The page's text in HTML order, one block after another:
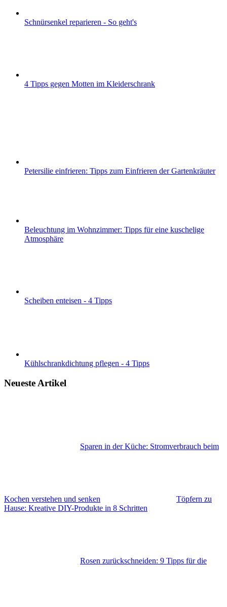
Schnürsenkel reparieren - So geht's
4 Tipps gegen Motten im Kleiderschrank
Petersilie einfrieren: Tipps zum Einfrieren der Gartenkräuter
Beleuchtung im Wohnzimmer: Tipps für eine kuschelige
Atmosphäre
Scheiben enteisen - 4 Tipps
Kühlschrankdichtung pflegen - 4 Tipps
Neueste Artikel
Sparen in der Küche: Stromverbrauch beim
Kochen verstehen und senken
Töpfern zu
Hause: Kreative DIY-Produkte in 8 Schritten
Rosen zurückschneiden: 9 Tipps für die